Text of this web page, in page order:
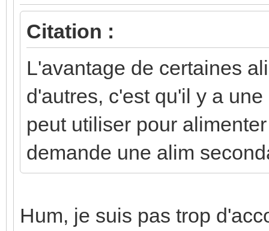
Citation :
L'avantage de certaines
d'autres, c'est qu'il y a
peut utiliser pour
demande une alim
Hum, je suis pas trop